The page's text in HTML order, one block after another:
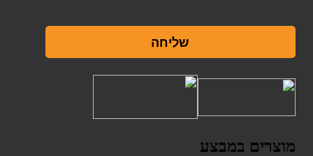
שליחה
מוצרים במבצע